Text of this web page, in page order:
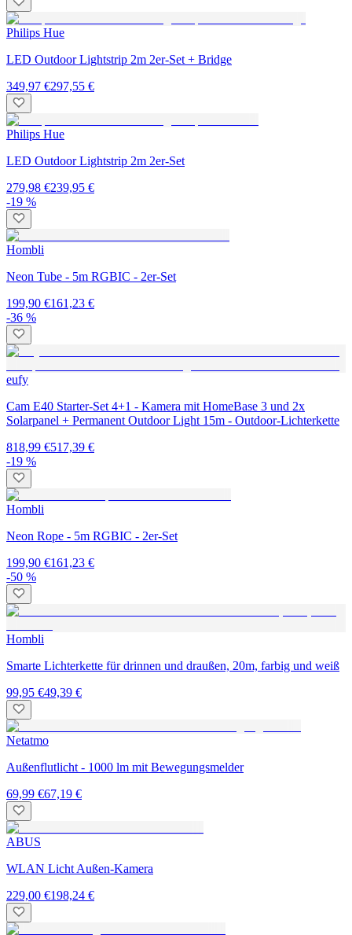
Philips Hue
LED Outdoor Lightstrip 2m 2er-Set + Bridge
349,97 €297,55 €
Philips Hue
LED Outdoor Lightstrip 2m 2er-Set
279,98 €239,95 €
-19 %
Hombli
Neon Tube - 5m RGBIC - 2er-Set
199,90 €161,23 €
-36 %
eufy
Cam E40 Starter-Set 4+1 - Kamera mit HomeBase 3 und 2x
Solarpanel + Permanent Outdoor Light 15m - Outdoor-Lichterkette
818,99 €517,39 €
-19 %
Hombli
Neon Rope - 5m RGBIC - 2er-Set
199,90 €161,23 €
-50 %
Hombli
Smarte Lichterkette für drinnen und draußen, 20m, farbig und weiß
99,95 €49,39 €
Netatmo
Außenflutlicht - 1000 lm mit Bewegungsmelder
69,99 €67,19 €
ABUS
WLAN Licht Außen-Kamera
229,00 €198,24 €